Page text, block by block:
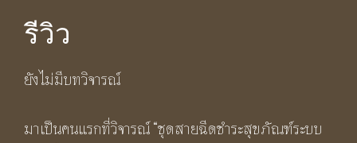
รีวิว
ยังไม่มีบทวิจารณ์
มาเป็นคนแรกที่วิจารณ์ “ชุดสายฉีดชำระสุขภัณฑ์ระบบ